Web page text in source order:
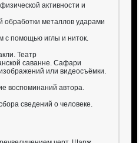
активности и
обработки металлов ударами
с помощью иглы и ниток.
Театр
саванне. Сафари
или видеосъёмки.
воспоминаний автора.
сведений о человеке.